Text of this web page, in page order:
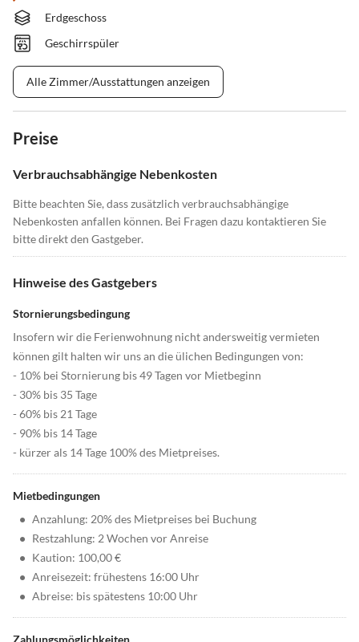
Erdgeschoss
Geschirrspüler
Alle Zimmer/Ausstattungen anzeigen
Preise
Verbrauchsabhängige Nebenkosten
Bitte beachten Sie, dass zusätzlich verbrauchsabhängige
Nebenkosten anfallen können. Bei Fragen dazu kontaktieren Sie
bitte direkt den Gastgeber.
Hinweise des Gastgebers
Stornierungsbedingung
Insofern wir die Ferienwohnung nicht andersweitig vermieten
können gilt halten wir uns an die ülichen Bedingungen von:
- 10% bei Stornierung bis 49 Tagen vor Mietbeginn
- 30% bis 35 Tage
- 60% bis 21 Tage
- 90% bis 14 Tage
- kürzer als 14 Tage 100% des Mietpreises.
Mietbedingungen
• Anzahlung: 20% des Mietpreises bei Buchung
• Restzahlung: 2 Wochen vor Anreise
• Kaution: 100,00 €
• Anreisezeit: frühestens 16:00 Uhr
• Abreise: bis spätestens 10:00 Uhr